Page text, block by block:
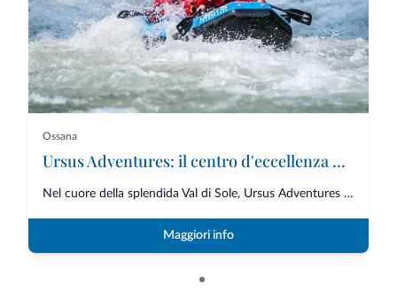
Ossana
Ursus Adventures: il centro d'eccellenza per le attività outdoor premium in Trentino
Nel cuore della splendida Val di Sole, Ursus Adventures rappresenta il punt...
Maggiori info